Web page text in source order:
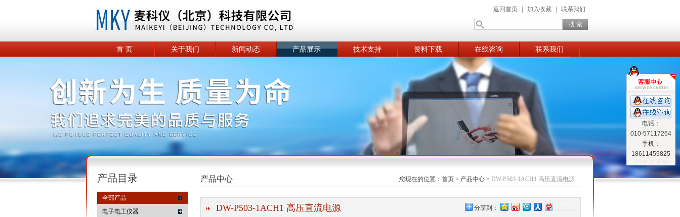
返回首页 加入收藏 联系我们
首 页 关于我们 新闻动态 产品展示 技术支持 资料下载 在线咨询 联系我们
产品目录
全部产品
电子电工仪器
产品中心 您现在的位置： 首页 > 产品中心 > DW-P503-1ACH1 高压直流电源
DW-P503-1ACH1 高压直流电源 分享到：
电话：
010-57117264
手机：
18611459825